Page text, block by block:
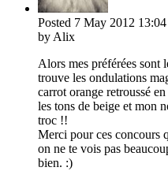
Posted 7 May 2012 13:04
by Alix
Alors mes préférées sont
trouve les ondulations
carrot orange retroussé
les tons de beige et mon
troc !!
Merci pour ces concours
on ne te vois pas
bien. :)